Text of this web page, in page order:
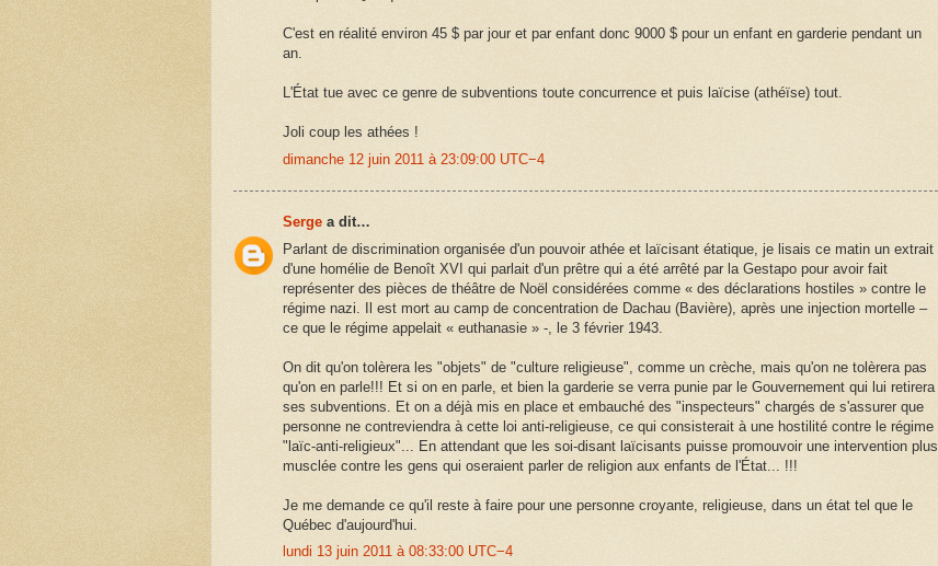
C'est en réalité environ 45 $ par jour et par enfant donc 9000 $ pour un enfant en garderie pendant un
an.
L'État tue avec ce genre de subventions toute concurrence et puis laïcise (athéïse) tout.
Joli coup les athées !
dimanche 12 juin 2011 à 23:09:00 UTC−4
Serge a dit…
Parlant de discrimination organisée d'un pouvoir athée et laïcisant étatique, je lisais ce matin un extrait
d'une homélie de Benoît XVI qui parlait d'un prêtre qui a été arrêté par la Gestapo pour avoir fait
représenter des pièces de théâtre de Noël considérées comme « des déclarations hostiles » contre le
régime nazi. Il est mort au camp de concentration de Dachau (Bavière), après une injection mortelle –
ce que le régime appelait « euthanasie » -, le 3 février 1943.
On dit qu'on tolèrera les "objets" de "culture religieuse", comme un crèche, mais qu'on ne tolèrera pas
qu'on en parle!!! Et si on en parle, et bien la garderie se verra punie par le Gouvernement qui lui retirera
ses subventions. Et on a déjà mis en place et embauché des "inspecteurs" chargés de s'assurer que
personne ne contreviendra à cette loi anti-religieuse, ce qui consisterait à une hostilité contre le régime
"laïc-anti-religieux"... En attendant que les soi-disant laïcisants puisse promouvoir une intervention plus
musclée contre les gens qui oseraient parler de religion aux enfants de l'État... !!!
Je me demande ce qu'il reste à faire pour une personne croyante, religieuse, dans un état tel que le
Québec d'aujourd'hui.
lundi 13 juin 2011 à 08:33:00 UTC−4